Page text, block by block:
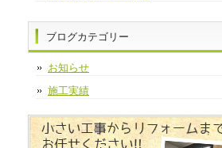
ブログカテゴリー
お知らせ
施工実績